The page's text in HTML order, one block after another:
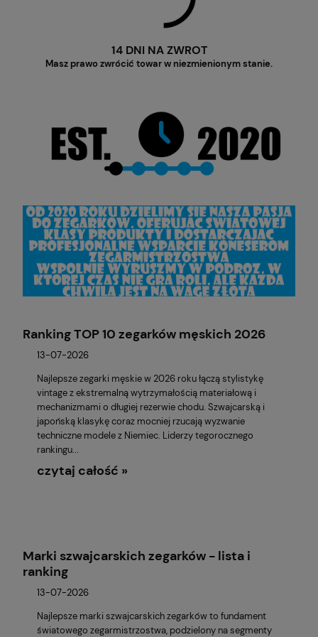
14 DNI NA ZWROT
Masz prawo zwrócić towar w niezmienionym stanie.
Ranking TOP 10 zegarków męskich 2026
13-07-2026
Najlepsze zegarki męskie w 2026 roku łączą stylistykę
vintage z ekstremalną wytrzymałością materiałową i
mechanizmami o długiej rezerwie chodu. Szwajcarską i
japońską klasykę coraz mocniej rzucają wyzwanie
techniczne modele z Niemiec. Liderzy tegorocznego
rankingu...
czytaj całość »
Marki szwajcarskich zegarków - lista i
ranking
13-07-2026
Najlepsze marki szwajcarskich zegarków to fundament
światowego zegarmistrzostwa, podzielony na segmenty